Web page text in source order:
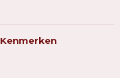
Kenmerken